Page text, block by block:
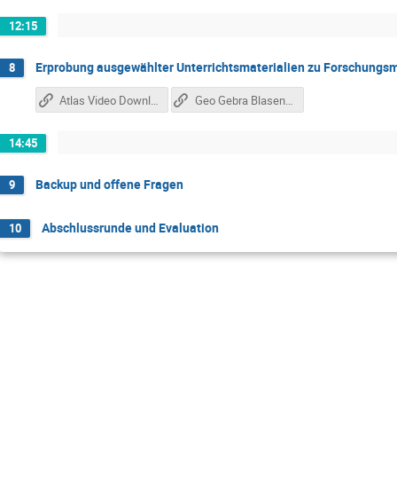
12:15
8 Erprobung ausgewählter Unterrichtsmaterialien zu
Atlas Video Download Geo Gebra Blasenkammer Aufgaben
14:45
9 Backup und offene Fragen
10 Abschlussrunde und Evaluation